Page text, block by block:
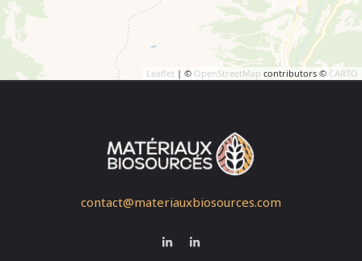
Leaflet | © OpenStreetMap contributors © CARTO
contact@materiauxbiosources.com